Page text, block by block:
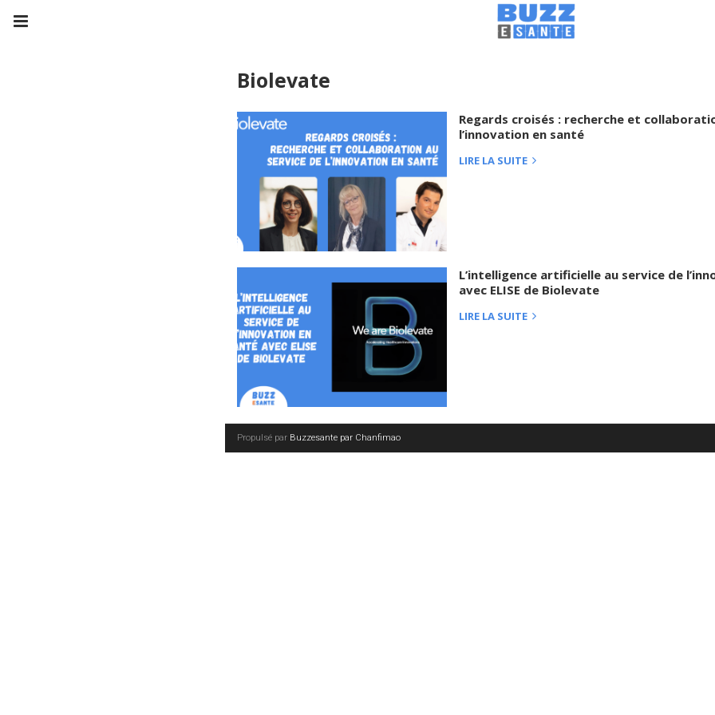
Biolevate
Regards croisés : recherche et
l’innovation en santé
LIRE LA SUITE
L’intelligence artificielle au service de
avec ELISE de Biolevate
LIRE LA SUITE
Propulsé par Buzzesante par Chanfimao